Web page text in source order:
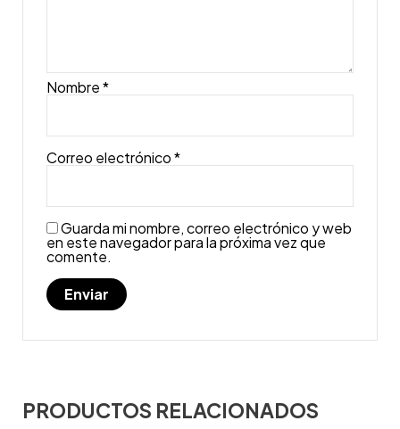
Nombre*
Correo electrónico*
Guarda mi nombre, correo electrónico y web
en este navegador para la próxima vez que
comente.
PRODUCTOS RELACIONADOS